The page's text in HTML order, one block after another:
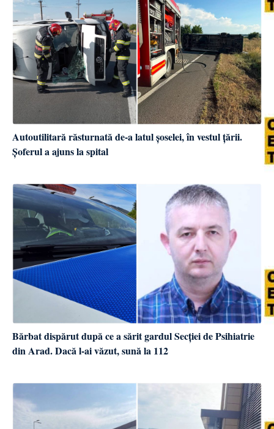
Autoutilitară răsturnată de-a latul șoselei, în vestul țării.
Șoferul a ajuns la spital
Bărbat dispărut după ce a sărit gardul Secției de Psihiatrie
din Arad. Dacă l-ai văzut, sună la 112